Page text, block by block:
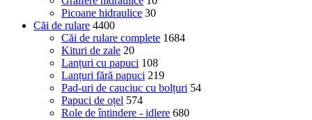
Picoane hidraulice 30
Căi de rulare 4400
Căi de rulare complete 1684
Kituri de zale 20
Lanțuri cu papuci 108
Lanțuri fără papuci 219
Pad-uri de cauciuc cu bolțuri 54
Papuci de oțel 574
Role de întindere - idlere 680